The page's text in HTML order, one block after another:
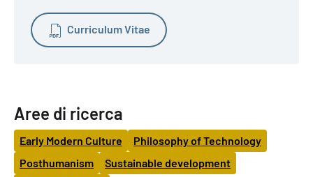
Curriculum Vitae
Aree di ricerca
Early Modern Culture
Philosophy of Technology
Posthumanism
Sustainable development